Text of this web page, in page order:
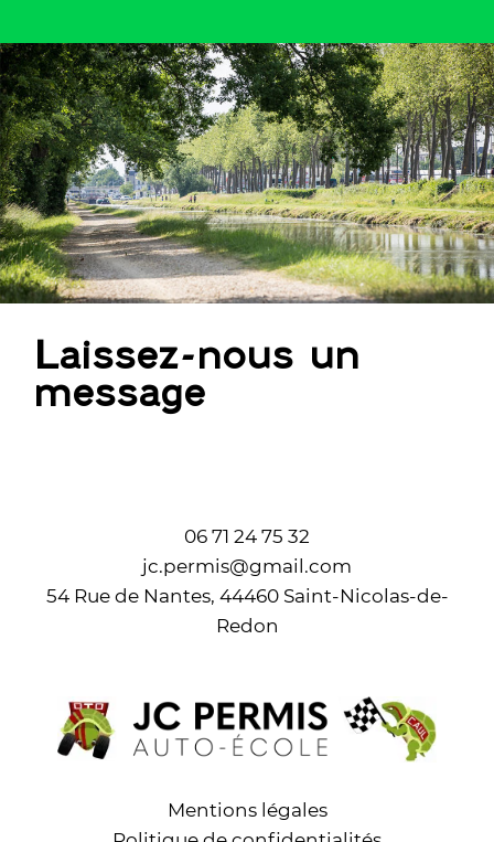
Laissez-nous un
message
06 71 24 75 32
jc.permis@gmail.com
54 Rue de Nantes, 44460 Saint-Nicolas-de-
Redon
Mentions légales